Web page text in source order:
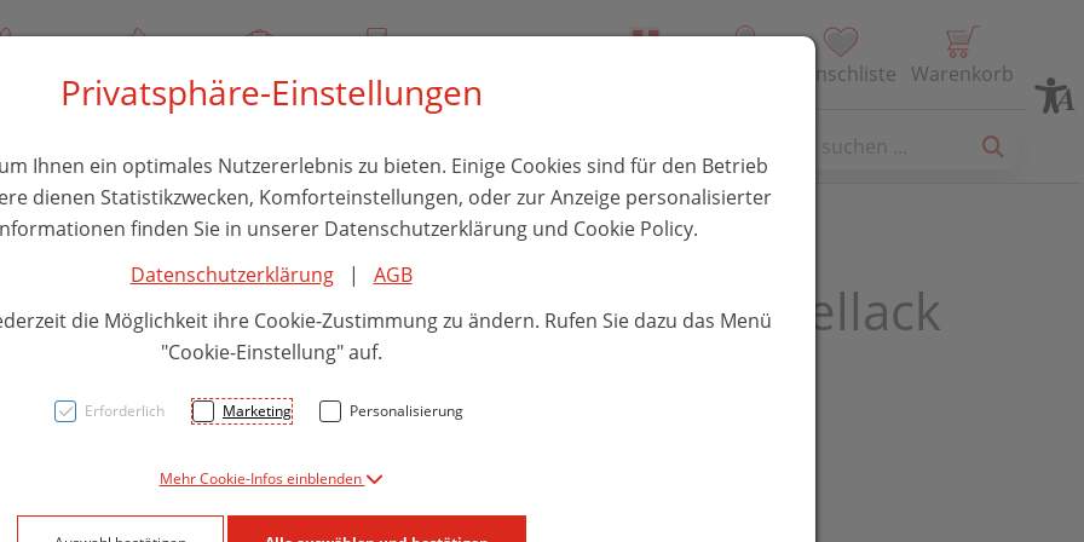
Über uns Rezept-Anfrage Service Wunschliste Warenkorb
Vitry Wasser-nagellack
Privatsphäre-Einstellungen
Ihnen ein optimales Nutzererlebnis zu bieten. Einige Cookies sind für den Betrieb
dienen Statistikzwecken, Komforteinstellungen, oder zur Anzeige personalisierter
finden Sie in unserer Datenschutzerklärung und Cookie Policy.
Datenschutzerklärung| AGB
die Möglichkeit ihre Cookie-Zustimmung zu ändern. Rufen Sie dazu das Menü
"Cookie-Einstellung" auf.
Erforderlich Marketing Personalisierung
Mehr Cookie-Infos einblenden